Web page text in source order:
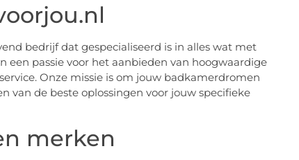
bedrijf dat gespecialiseerd is in alles wat met
een passie voor het aanbieden van hoogwaardige
Onze missie is om jouw badkamerdromen
van de beste oplossingen voor jouw specifieke
merken